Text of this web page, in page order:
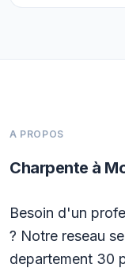
A PROPOS
Charpente à
Besoin d'un
? Notre reseau
departement 30